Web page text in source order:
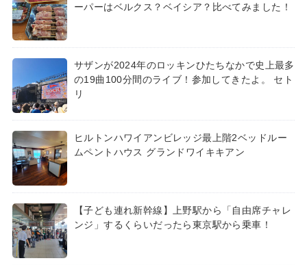
ーパーはベルクス？ベイシア？比べてみました！
サザンが2024年のロッキンひたちなかで史上最多
の19曲100分間のライブ！参加してきたよ。 セト
リ
ヒルトンハワイアンビレッジ最上階2ベッドルー
ムペントハウス グランドワイキキアン
【子ども連れ新幹線】上野駅から「自由席チャレ
ンジ」するくらいだったら東京駅から乗車！